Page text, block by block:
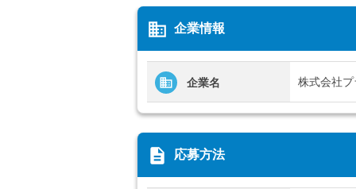
business 企業情報
企業名 株式会社プ
description 応募方法